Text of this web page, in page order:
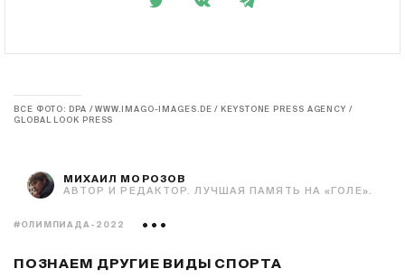
ВСЕ ФОТО: DPA / WWW.IMAGO-IMAGES.DE / KEYSTONE PRESS AGENCY /
GLOBAL LOOK PRESS
МИХАИЛ МОРОЗОВ
АВТОР И РЕДАКТОР. ЛУЧШАЯ ПАМЯТЬ НА «ГОЛЕ».
#ОЛИМПИАДА-2022
ПОЗНАЕМ ДРУГИЕ ВИДЫ СПОРТА